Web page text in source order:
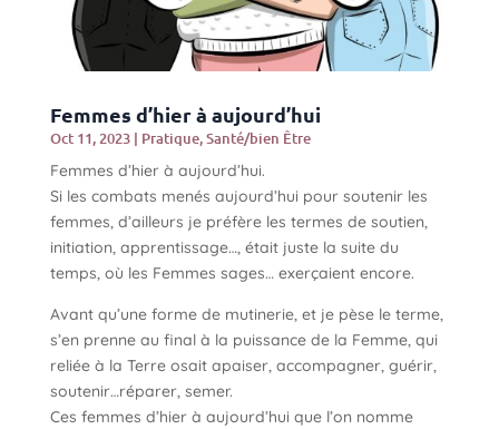
Femmes d’hier à aujourd’hui
Oct 11, 2023| Pratique,Santé/bien Être
Femmes d’hier à aujourd’hui.
Si les combats menés aujourd’hui pour soutenir les
femmes, d’ailleurs je préfère les termes de soutien,
initiation, apprentissage…, était juste la suite du
temps, où les Femmes sages… exerçaient encore.
Avant qu’une forme de mutinerie, et je pèse le terme,
s’en prenne au final à la puissance de la Femme, qui
reliée à la Terre osait apaiser, accompagner, guérir,
soutenir…réparer, semer.
Ces femmes d’hier à aujourd’hui que l’on nomme